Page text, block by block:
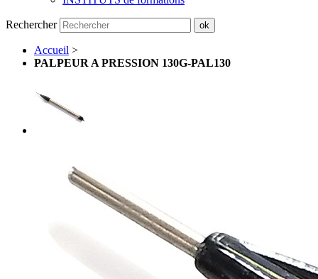
Rechercher ok
Accueil >
PALPEUR A PRESSION 130G-PAL130